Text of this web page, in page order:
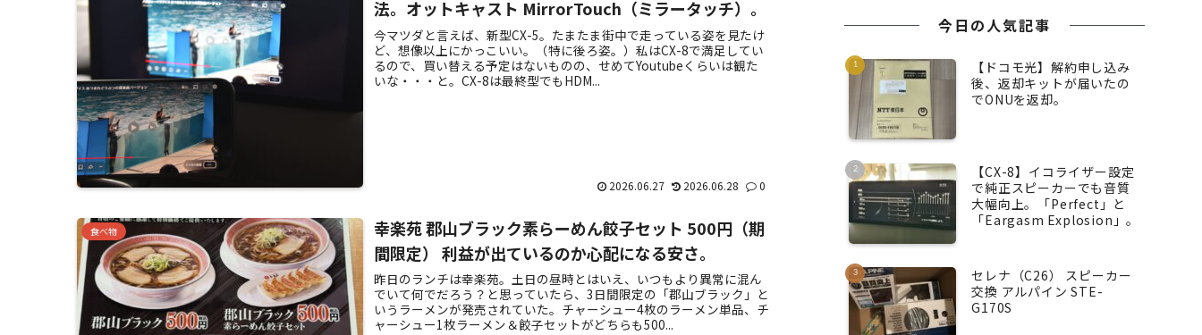
法。オットキャスト MirrorTouch（ミラータッチ）。
今マツダと言えば、新型CX-5。たまたま街中で走っている姿を見たけ
ど、想像以上にかっこいい。（特に後ろ姿。）私はCX-8で満足してい
るので、買い替える予定はないものの、せめてYoutubeくらいは観た
いな・・・と。CX-8は最終型でもHDM...
2026.06.27 2026.06.28 0
食べ物
幸楽苑 郡山ブラック素らーめん餃子セット 500円（期
間限定） 利益が出ているのか心配になる安さ。
昨日のランチは幸楽苑。土日の昼時とはいえ、いつもより異常に混ん
でいて何でだろう？と思っていたら、3日間限定の「郡山ブラック」と
いうラーメンが発売されていた。チャーシュー4枚のラーメン単品、チ
ャーシュー1枚ラーメン＆餃子セットがどちらも500...
今日の人気記事
【ドコモ光】解約申し込み
後、返却キットが届いたの
でONUを返却。
【CX-8】イコライザー設定
で純正スピーカーでも音質
大幅向上。「Perfect」と
「Eargasm Explosion」。
セレナ（C26） スピーカー
交換 アルパイン STE-
G170S